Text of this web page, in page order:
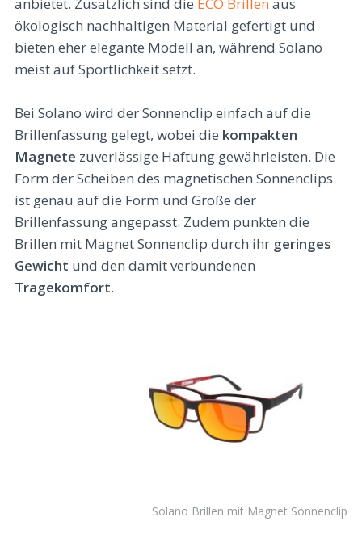
ökologisch nachhaltigen Material gefertigt und
bieten eher elegante Modell an, während Solano
meist auf Sportlichkeit setzt.
Bei Solano wird der Sonnenclip einfach auf die
Brillenfassung gelegt, wobei die kompakten
Magnete zuverlässige Haftung gewährleisten. Die
Form der Scheiben des magnetischen Sonnenclips
ist genau auf die Form und Größe der
Brillenfassung angepasst. Zudem punkten die
Brillen mit Magnet Sonnenclip durch ihr geringes
Gewicht und den damit verbundenen
Tragekomfort.
Solano Brillen mit Magnet Sonnenclip